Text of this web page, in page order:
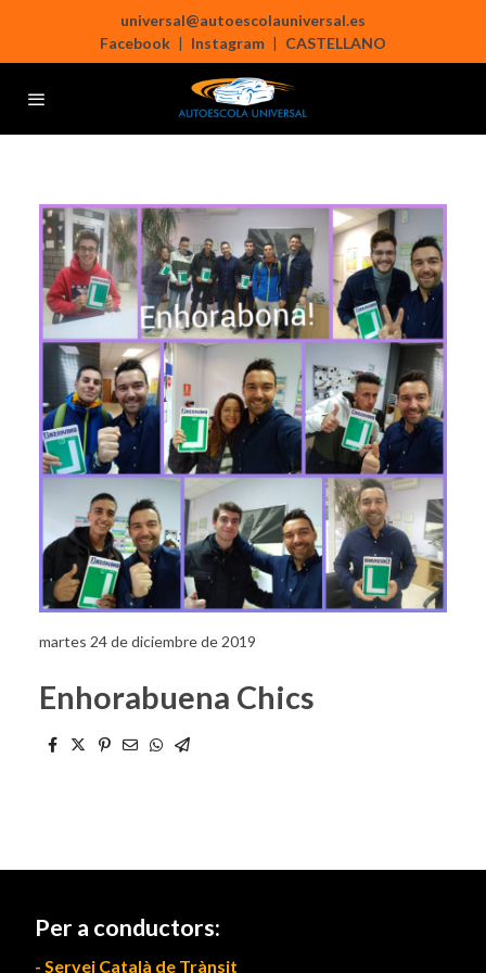
universal@autoescolauniversal.es
Facebook | Instagram | CASTELLANO
martes 24 de diciembre de 2019
Enhorabuena Chics
Per a conductors:
- Servei Català de Trànsit